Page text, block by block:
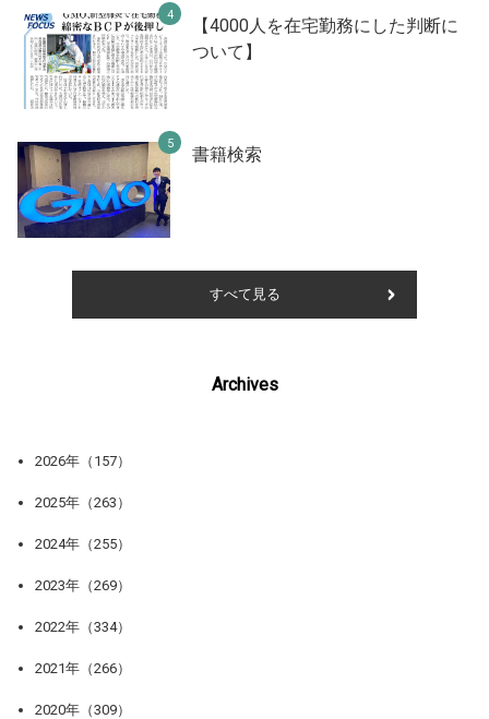
【4000人を在宅勤務にした判断に
ついて】
書籍検索
すべて見る
Archives
2026年（157）
2025年（263）
2024年（255）
2023年（269）
2022年（334）
2021年（266）
2020年（309）